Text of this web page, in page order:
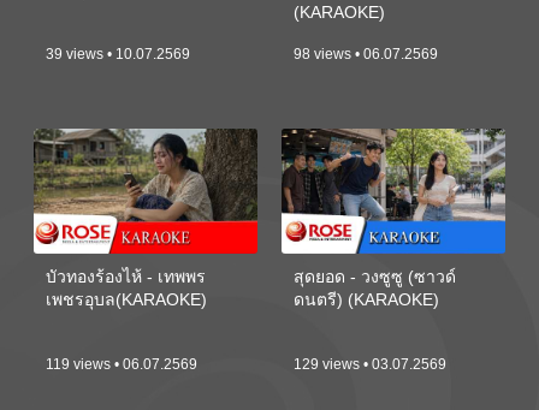
39 views • 10.07.2569
(KARAOKE)
98 views • 06.07.2569
บัวทองร้องไห้ - เทพพร
เพชรอุบล(KARAOKE)
119 views • 06.07.2569
สุดยอด - วงซูซู (ซาวด์
ดนตรี) (KARAOKE)
129 views • 03.07.2569